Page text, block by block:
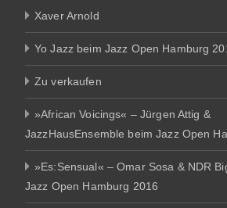
Xaver Arnold
Yo Jazz beim Jazz Open Hamburg
Zu verkaufen
»African Voicings« – Jürgen Attig &
JazzHausEnsemble beim Jazz Open
»Es:Sensual« – Omar Sosa & NDR
Jazz Open Hamburg 2016